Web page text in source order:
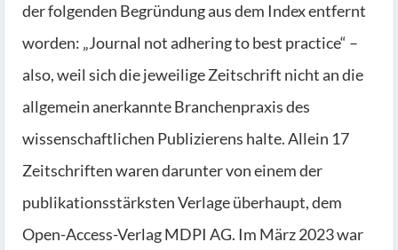
der folgenden Begründung aus dem Index entfernt
worden: „Journal not adhering to best practice“ –
also, weil sich die jeweilige Zeitschrift nicht an die
allgemein anerkannte Branchenpraxis des
wissenschaftlichen Publizierens halte. Allein 17
Zeitschriften waren darunter von einem der
publikationsstärksten Verlage überhaupt, dem
Open-Access-Verlag MDPI AG. Im März 2023 war